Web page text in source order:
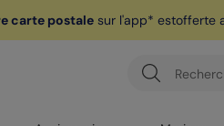
carte postalesur l'app* estofferte